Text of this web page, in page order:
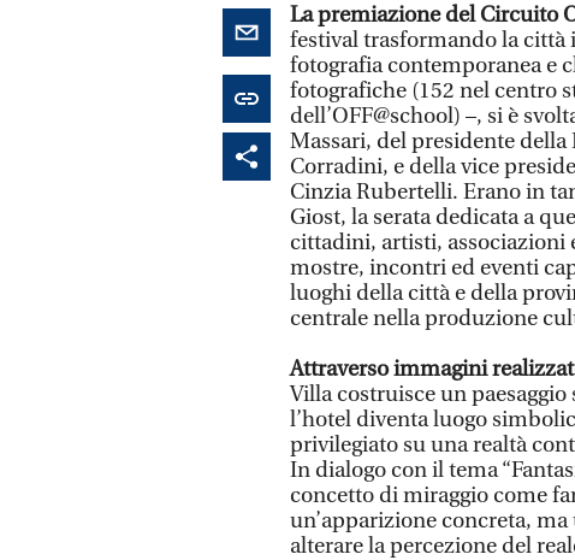
La premiazione del Circuito
festival trasformando la città
fotografia contemporanea e
fotografiche (152 nel centro
dell’OFF@school) –, si è
Massari, del presidente
Corradini, e della vice
Cinzia Rubertelli. Erano in
Giost, la serata dedicata a
cittadini, artisti, associazioni
mostre, incontri ed eventi
luoghi della città e della
centrale nella produzione
Attraverso immagini
Villa costruisce un
l’hotel diventa luogo
privilegiato su una realtà
In dialogo con il tema
concetto di miraggio come
un’apparizione concreta,
alterare la percezione del